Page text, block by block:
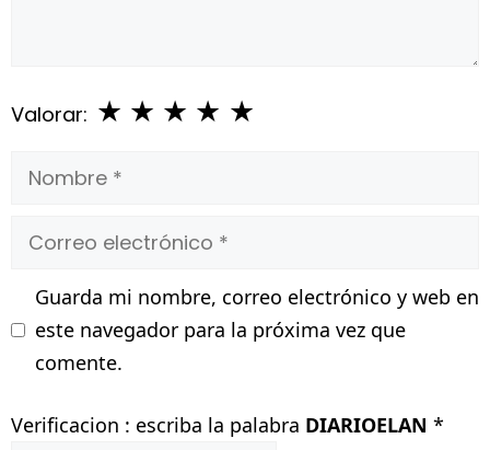
Valorar: ★
★
★
★
★
Nombre
Correo
Guarda mi nombre, correo electrónico y web en
este navegador para la próxima vez que
comente.
Verificacion : escriba la palabra DIARIOELAN *